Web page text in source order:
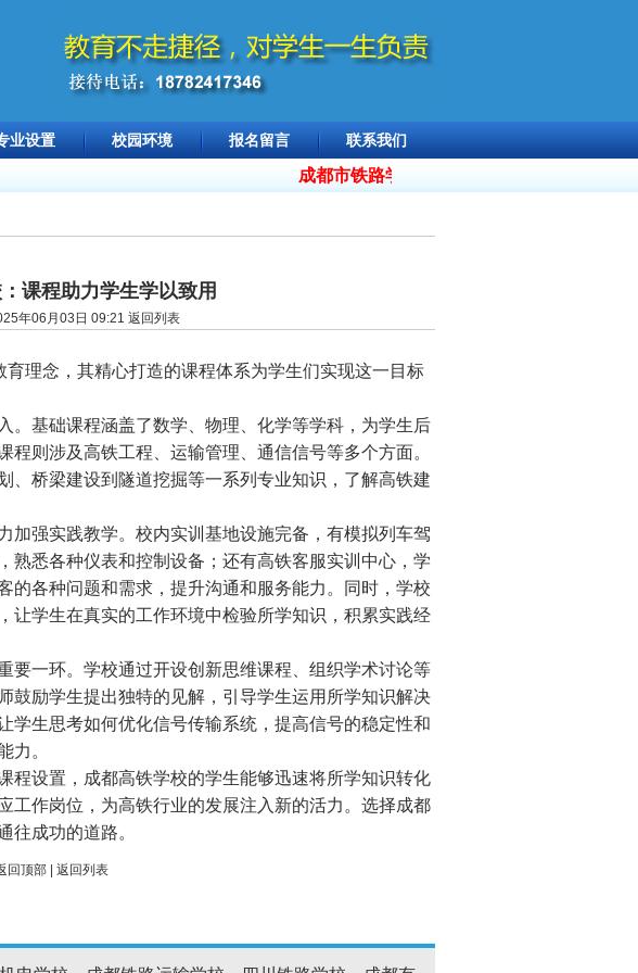
业设置 校园环境 报名留言 联系我们
成都市铁路学校招生 18782417346，
课程助力学生学以致用
年06月03日 09:21 返回列表
理念，其精心打造的课程体系为学生们实现这一目标
基础课程涵盖了数学、物理、化学等学科，为学生后
则涉及高铁工程、运输管理、通信信号等多个方面。
、桥梁建设到隧道挖掘等一系列专业知识，了解高铁建
强实践教学。校内实训基地设施完备，有模拟列车驾
熟悉各种仪表和控制设备；还有高铁客服实训中心，学
的各种问题和需求，提升沟通和服务能力。同时，学校
让学生在真实的工作环境中检验所学知识，积累实践经
一环。学校通过开设创新思维课程、组织学术讨论等
鼓励学生提出独特的见解，引导学生运用所学知识解决
学生思考如何优化信号传输系统，提高信号的稳定性和
力。
设置，成都高铁学校的学生能够迅速将所学知识转化
工作岗位，为高铁行业的发展注入新的活力。选择成都
往成功的道路。
回顶部| 返回列表